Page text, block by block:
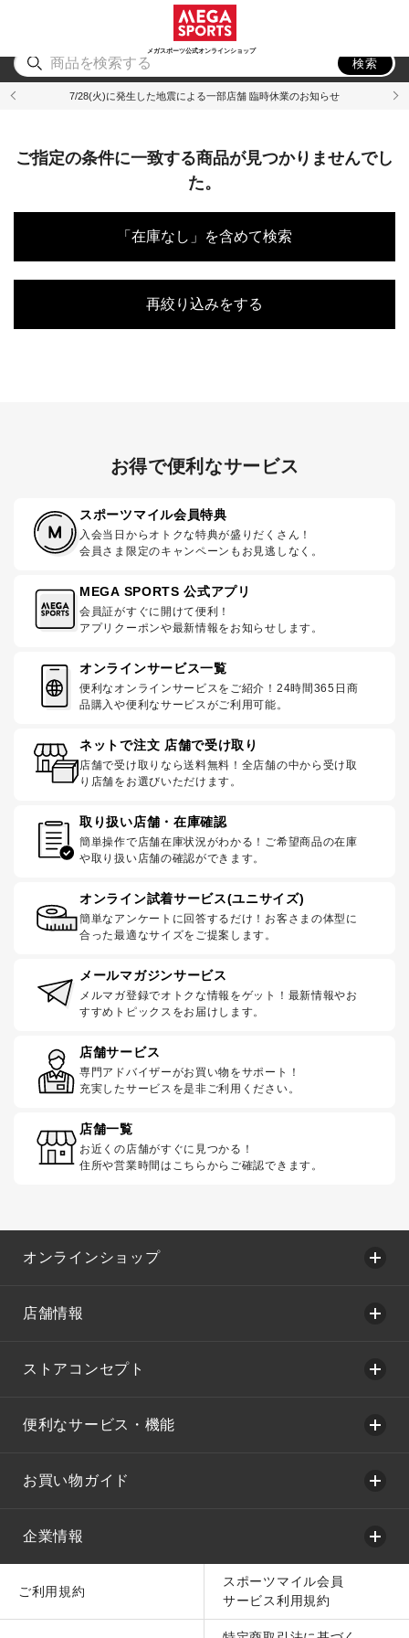
メガスポーツ公式オンラインショップ
アウトドア
検索
7/28(火)に発生した地震による一部店舗 臨時休業のお知らせ
ご指定の条件に一致する商品が見つかりませんでし
た。
「在庫なし」を含めて検索
再絞り込みをする
お得で便利なサービス
スポーツマイル会員特典
入会当日からオトクな特典が盛りだくさん！
会員さま限定のキャンペーンもお見逃しなく。
MEGA SPORTS 公式アプリ
会員証がすぐに開けて便利！
アプリクーポンや最新情報をお知らせします。
オンラインサービス一覧
便利なオンラインサービスをご紹介！24時間365日商
品購入や便利なサービスがご利用可能。
ネットで注文 店舗で受け取り
店舗で受け取りなら送料無料！全店舗の中から受け取
り店舗をお選びいただけます。
取り扱い店舗・在庫確認
簡単操作で店舗在庫状況がわかる！ご希望商品の在庫
や取り扱い店舗の確認ができます。
オンライン試着サービス(ユニサイズ)
簡単なアンケートに回答するだけ！お客さまの体型に
合った最適なサイズをご提案します。
メールマガジンサービス
メルマガ登録でオトクな情報をゲット！最新情報やお
すすめトピックスをお届けします。
店舗サービス
専門アドバイザーがお買い物をサポート！
充実したサービスを是非ご利用ください。
店舗一覧
お近くの店舗がすぐに見つかる！
住所や営業時間はこちらからご確認できます。
オンラインショップ
店舗情報
ストアコンセプト
便利なサービス・機能
お買い物ガイド
企業情報
ご利用規約
スポーツマイル会員
サービス利用規約